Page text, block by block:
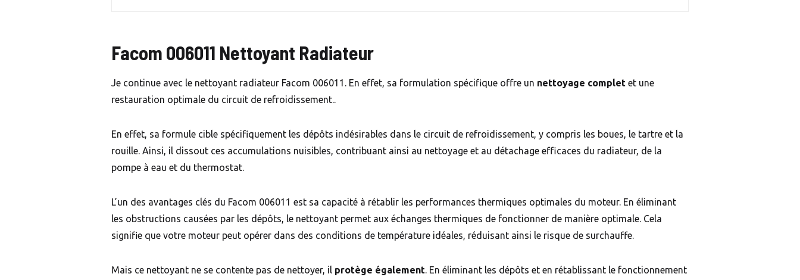
Facom 006011 Nettoyant Radiateur
Je continue avec le nettoyant radiateur Facom 006011. En effet, sa formulation spécifique offre un nettoyage complet et une
restauration optimale du circuit de refroidissement..
En effet, sa formule cible spécifiquement les dépôts indésirables dans le circuit de refroidissement, y compris les boues, le tartre et la
rouille. Ainsi, il dissout ces accumulations nuisibles, contribuant ainsi au nettoyage et au détachage efficaces du radiateur, de la
pompe à eau et du thermostat.
L’un des avantages clés du Facom 006011 est sa capacité à rétablir les performances thermiques optimales du moteur. En éliminant
les obstructions causées par les dépôts, le nettoyant permet aux échanges thermiques de fonctionner de manière optimale. Cela
signifie que votre moteur peut opérer dans des conditions de température idéales, réduisant ainsi le risque de surchauffe.
Mais ce nettoyant ne se contente pas de nettoyer, il protège également. En éliminant les dépôts et en rétablissant le fonctionnement